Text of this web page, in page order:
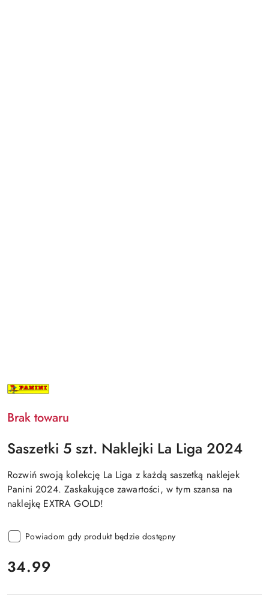
NAZWA
PRODUCENTA:
Brak towaru
Saszetki 5 szt. Naklejki La Liga 2024
Rozwiń swoją kolekcję La Liga z każdą saszetką naklejek
Panini 2024. Zaskakujące zawartości, w tym szansa na
naklejkę EXTRA GOLD!
Powiadom gdy produkt będzie dostępny
cena:
34.99